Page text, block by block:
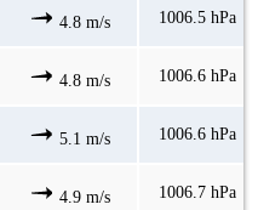
4.8 m/s 1006.5 hPa
4.8 m/s 1006.6 hPa
5.1 m/s 1006.6 hPa
4.9 m/s 1006.7 hPa